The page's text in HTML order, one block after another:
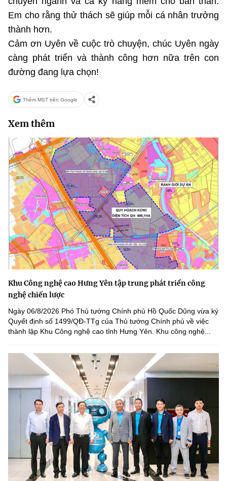
Em cho rằng thử thách sẽ giúp mỗi cá nhân trưởng
thành hơn.
Cảm ơn Uyên về cuộc trò chuyện, chúc Uyên ngày
càng phát triển và thành công hơn nữa trên con
đường đang lựa chọn!
Thêm MST trên Google
Xem thêm
Khu Công nghệ cao Hưng Yên tập trung phát triển công
nghệ chiến lược
Ngày 06/8/2026 Phó Thủ tướng Chính phủ Hồ Quốc Dũng vừa ký
Quyết định số 1499/QĐ-TTg của Thủ tướng Chính phủ về việc
thành lập Khu Công nghệ cao tỉnh Hưng Yên. Khu công nghệ...